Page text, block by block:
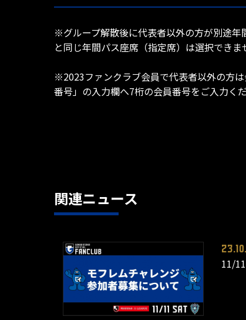
※グループ解散後に代表者以外の方が別途年
と同じ年間パス座席（指定席）は選択できま
※2023ファンクラブ会員で代表者以外の方
番号」の入力欄へ7桁の会員番号をご入力く
関連ニュース
11/